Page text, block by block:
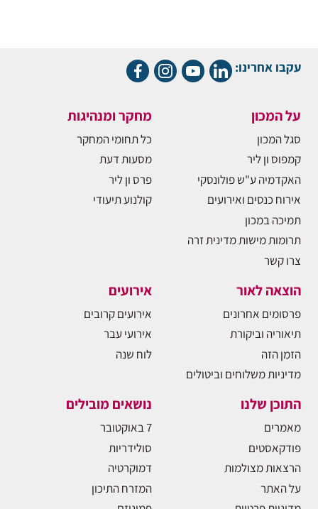
עקבו אחרינו:
על המכון
סגל המכון
קמפוס ון ליר
האקדמיה ע"ש פולונסקי
אירוח כנסים ואירועים
תמיכה במכון
תרומות מישות מדינית זרה
צרו קשר
מחקר ומנהיגות
כל תחומי המחקר
מסעות דעת
פרס ון ליר
קולנוע תיעודי
הוצאה לאור
פרסומים אחרונים
תיאוריה וביקורת
הזמן הזה
מדיניות משלוחים וביטולים
אירועים
אירועים קרובים
אירועי עבר
לוח שנה
התוכן שלנו
מאמרים
פודקאסטים
הרצאות מצולמות
על האתר
נושאים מובילים
7 באוקטובר
סולידריות
דמוקרטיה
המזרח התיכון